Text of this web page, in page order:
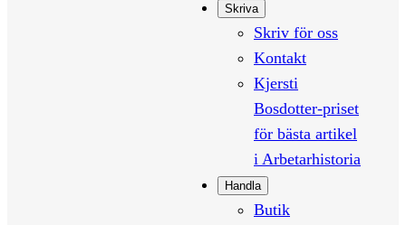
Skriva
Skriv för oss
Kontakt
Kjersti
Bosdotter-priset
för bästa artikel
i Arbetarhistoria
Handla
Butik